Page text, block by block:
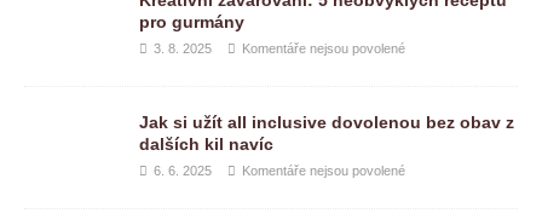
pro gurmány
3. 8. 2025 Komentáře nejsou povolené
Jak si užít all inclusive dovolenou bez obav z
dalších kil navíc
6. 6. 2025 Komentáře nejsou povolené